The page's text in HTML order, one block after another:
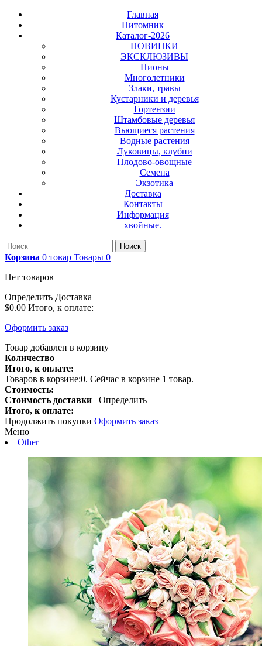
Главная
Питомник
Каталог-2026
НОВИНКИ
ЭКСКЛЮЗИВЫ
Пионы
Многолетники
Злаки, травы
Кустарники и деревья
Гортензии
Штамбовые деревья
Вьющиеся растения
Водные растения
Луковицы, клубни
Плодово-овощные
Семена
Экзотика
Доставка
Контакты
Информация
хвойные.
Поиск
Корзина 0 товар Товары 0
Нет товаров
Определить Доставка
$0.00 Итого, к оплате:
Оформить заказ
Товар добавлен в корзину
Количество
Итого, к оплате:
Товаров в корзине:0. Сейчас в корзине 1 товар.
Стоимость:
Стоимость доставки
Определить
Итого, к оплате:
Продолжить покупки Оформить заказ
Меню
Other